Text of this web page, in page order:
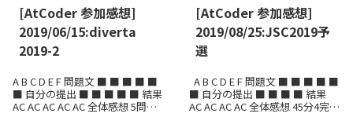
[AtCoder 参加感想]
2019/06/15:diverta
2019-2
A B C D E F 問題文 ■ ■ ■ ■ ■
■ 自分の提出 ■ ■ ■ ■ ■ 結果
AC AC AC AC AC 全体感想 5問正
[AtCoder 参加感想]
2019/08/25:JSC2019予
選
A B C D E F 問題文 ■ ■ ■ ■ ■
■ 自分の提出 ■ ■ ■ ■ 結果
AC AC AC AC 全体感想 45分4完